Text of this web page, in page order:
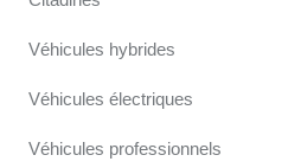
Véhicules hybrides
Véhicules électriques
Véhicules professionnels